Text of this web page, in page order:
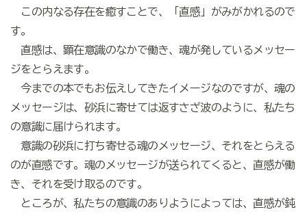
この内なる存在を癒すことで、「直感」がみがかれるので
す。
直感は、顕在意識のなかで働き、魂が発しているメッセー
ジをとらえます。
今までの本でもお伝えしてきたイメージなのですが、魂の
メッセージは、砂浜に寄せては返すさざ波のように、私たち
の意識に届けられます。
意識の砂浜に打ち寄せる魂のメッセージ、それをとらえる
のが直感です。魂のメッセージが送られてくると、直感が働
き、それを受け取るのです。
ところが、私たちの意識のありようによっては、直感が鈍